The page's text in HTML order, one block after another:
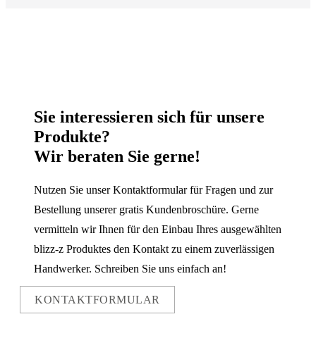
Sie interessieren sich für unsere
Produkte?
Wir beraten Sie gerne!
Nutzen Sie unser Kontaktformular für Fragen und zur
Bestellung unserer gratis Kundenbroschüre. Gerne
vermitteln wir Ihnen für den Einbau Ihres ausgewählten
blizz-z Produktes den Kontakt zu einem zuverlässigen
Handwerker. Schreiben Sie uns einfach an!
KONTAKTFORMULAR